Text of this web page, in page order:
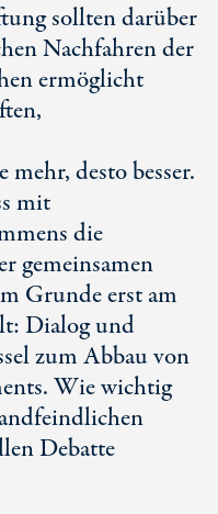
sollten darüber
Nachfahren der
ermöglicht
desto besser.
mit
die
gemeinsamen
Grunde erst am
Dialog und
zum Abbau von
Wie wichtig
Debatte